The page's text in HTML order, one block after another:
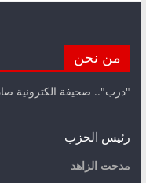
من نحن
"درب".. صحيفة الكترونية
رئيس الحزب
مدحت الزاهد